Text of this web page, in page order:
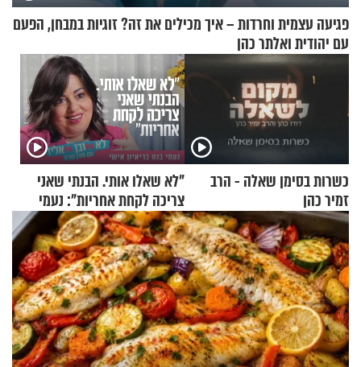
פגיעה עצמית וחרדות – איך מכילים את זה? זוגיות במבחן, הפעם
עם יהודית ואלתר כהן
כשרות בסימן שאלה - הרב
זמיר כהן
"לא שאלו אותי. הבנתי שאני
צריכה לקחת אחריות": נעמי
בנט בריאיון אישי